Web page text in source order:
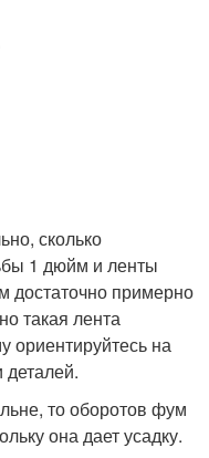
сколько
1 дюйм и ленты
примерно
такая лента
ориентируйтесь на
то оборотов фум
она дает усадку.